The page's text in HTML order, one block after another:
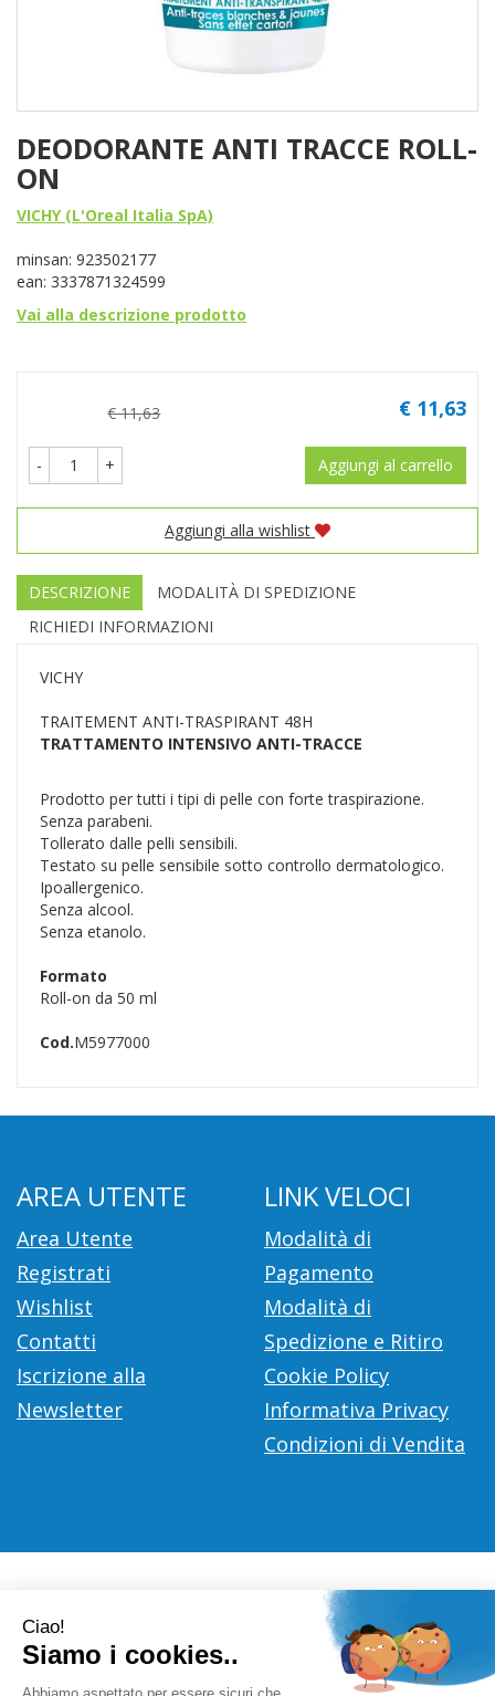
DEODORANTE ANTI TRACCE ROLL-
ON
VICHY (L'Oreal Italia SpA)
minsan: 923502177
ean: 3337871324599
Vai alla descrizione prodotto
€ 11,63
€ 11,63
- + Aggiungi al carrello
Aggiungi alla wishlist
DESCRIZIONE
MODALITÀ DI SPEDIZIONE
RICHIEDI INFORMAZIONI
VICHY
TRAITEMENT ANTI-TRASPIRANT 48H
TRATTAMENTO INTENSIVO ANTI-TRACCE
Prodotto per tutti i tipi di pelle con forte traspirazione.
Senza parabeni.
Tollerato dalle pelli sensibili.
Testato su pelle sensibile sotto controllo dermatologico.
Ipoallergenico.
Senza alcool.
Senza etanolo.
Formato
Roll-on da 50 ml
Cod.M5977000
AREA UTENTE
Area Utente
Registrati
Wishlist
Contatti
Iscrizione alla
Newsletter
LINK VELOCI
Modalità di
Pagamento
Modalità di
Spedizione e Ritiro
Cookie Policy
Informativa Privacy
Condizioni di Vendita
Farmacia Città D'Europa Dr. Leonardo Gaoni
d'Europa, 700 00144 Roma (RM)
info@farmace.it|Tel.: 065290252
| P.Iva: 09281581000 |